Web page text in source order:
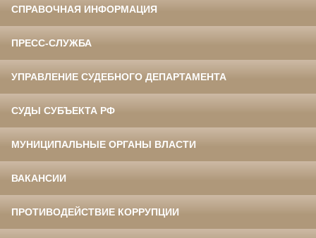
СПРАВОЧНАЯ ИНФОРМАЦИЯ
ПРЕСС-СЛУЖБА
УПРАВЛЕНИЕ СУДЕБНОГО ДЕПАРТАМЕНТА
СУДЫ СУБЪЕКТА РФ
МУНИЦИПАЛЬНЫЕ ОРГАНЫ ВЛАСТИ
ВАКАНСИИ
ПРОТИВОДЕЙСТВИЕ КОРРУПЦИИ